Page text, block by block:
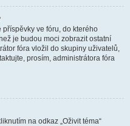
ve fóru, do kterého
je budou moci zobrazit ostatní
fóra vložil do skupiny uživatelů,
prosím, administrátora fóra
na odkaz „Oživit téma“